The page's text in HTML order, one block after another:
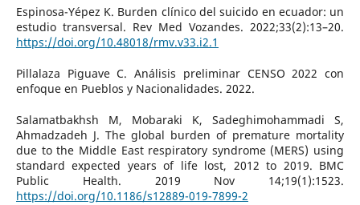
Espinosa-Yépez K. Burden clínico del suicido en ecuador: un
estudio transversal. Rev Med Vozandes. 2022;33(2):13–20.
https://doi.org/10.48018/rmv.v33.i2.1
Pillalaza Piguave C. Análisis preliminar CENSO 2022 con
enfoque en Pueblos y Nacionalidades. 2022.
Salamatbakhsh M, Mobaraki K, Sadeghimohammadi S,
Ahmadzadeh J. The global burden of premature mortality
due to the Middle East respiratory syndrome (MERS) using
standard expected years of life lost, 2012 to 2019. BMC
Public Health. 2019 Nov 14;19(1):1523.
https://doi.org/10.1186/s12889-019-7899-2